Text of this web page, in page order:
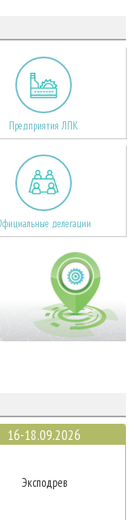
Предприятия ЛПК
делегации
16-18.09.2026
Эксподрев